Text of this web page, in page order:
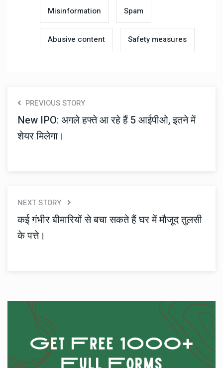
Misinformation Spam
Abusive content Safety measures
PREVIOUS STORY
New IPO: अगले हफ्ते आ रहे हैं 5 आईपीओ, इतने में
शेयर मिलेगा।
NEXT STORY
कई गंभीर बीमारियों से बचा सकते हैं घर में मौजूद तुलसी
के पत्ते।